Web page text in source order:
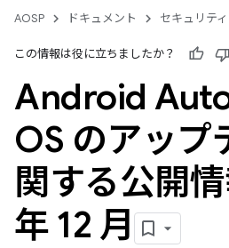
AOSP ドキュメント セキュリティ
この情報は役に立ちましたか？
Android
OS のアップ
関する公開
年 12 月